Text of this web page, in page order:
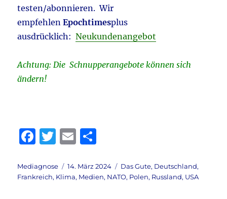
testen/abonnieren. Wir
empfehlenEpochtimesplus
ausdrücklich:Neukundenangebot
Achtung: Die Schnupperangebote können sich
ändern!
F
c
e
T
it
te
E
ai
l
le
n
Autor
Mediagnose
Veröffentlicht
am
14. März 2024 Kategorien
Das Gute, Deutschland,
Frankreich, Klima, Medien, NATO, Polen, Russland, USA